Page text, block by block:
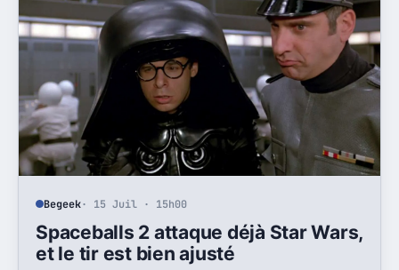
Begeek· 15 Juil · 15h00
Spaceballs 2 attaque déjà Star Wars,
et le tir est bien ajusté